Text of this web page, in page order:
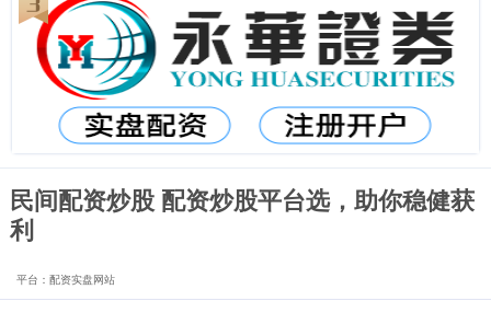
民间配资炒股 配资炒股平台选，助你稳健获
利
平台：配资实盘网站